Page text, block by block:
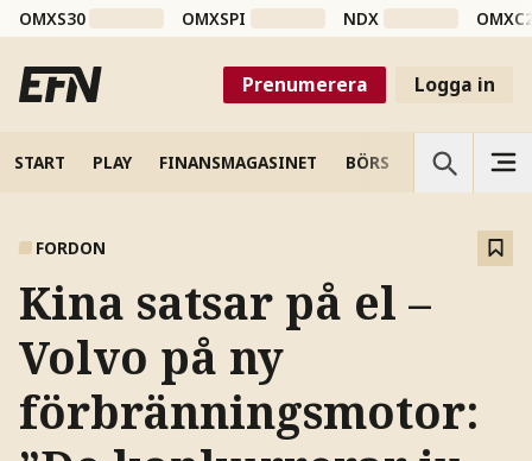
OMXS30 OMXSPI NDX
Prenumerera Logga in
START PLAY FINANSMAGASINET BÖRS VETENSKAP
FORDON
Kina satsar på el –
Volvo på ny
förbränningsmotor: